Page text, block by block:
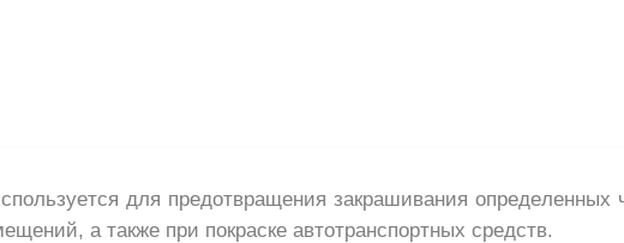
для предотвращения закрашивания
а также при покраске автотранспортных средств.